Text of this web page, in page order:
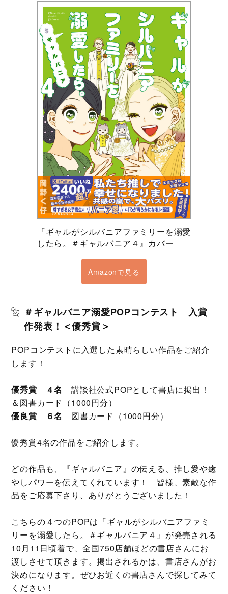
『ギャルがシルバニアファミリーを溺愛
したら。＃ギャルバニア４』カバー
Amazonで見る
＃ギャルバニア溺愛POPコンテスト 入賞
作発表！＜優秀賞＞
POPコンテストに入選した素晴らしい作品をご紹介
します！
優秀賞 ４名
講談社公式POPとして書店に掲出！
＆図書カード（1000円分）
優良賞 ６名
図書カード（1000円分）
優秀賞4名の作品をご紹介します。
どの作品も、『ギャルバニア』の伝える、推し愛や癒
やしパワーを伝えてくれています！ 皆様、素敵な作
品をご応募下さり、ありがとうございました！
こちらの４つのPOPは『ギャルがシルバニアファミ
リーを溺愛したら。＃ギャルバニア４』が発売される
10月11日頃着で、全国750店舗ほどの書店さんにお
渡しさせて頂きます。掲出されるかは、書店さんがお
決めになります。ぜひお近くの書店さんで探してみて
ください！